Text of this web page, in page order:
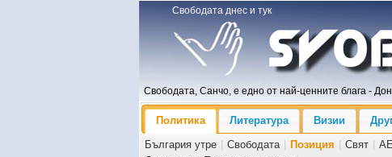
Свободата днес и тук
Свободата, Санчо, е едно от най-ценните блага -
Политика Литература Визии
България утре
Свободата Позиция Свят